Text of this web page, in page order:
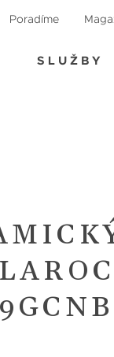
Poradíme
SLUŽBY